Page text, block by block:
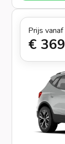
Prijs vanaf
€ 369